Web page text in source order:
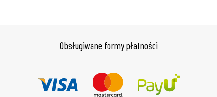
Obsługiwane formy płatności